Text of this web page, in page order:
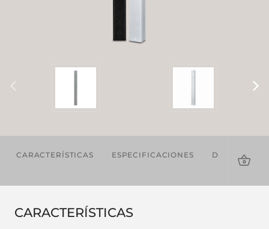
CARACTERÍSTICAS ESPECIFICACIONES DESCARGAS
CARACTERÍSTICAS